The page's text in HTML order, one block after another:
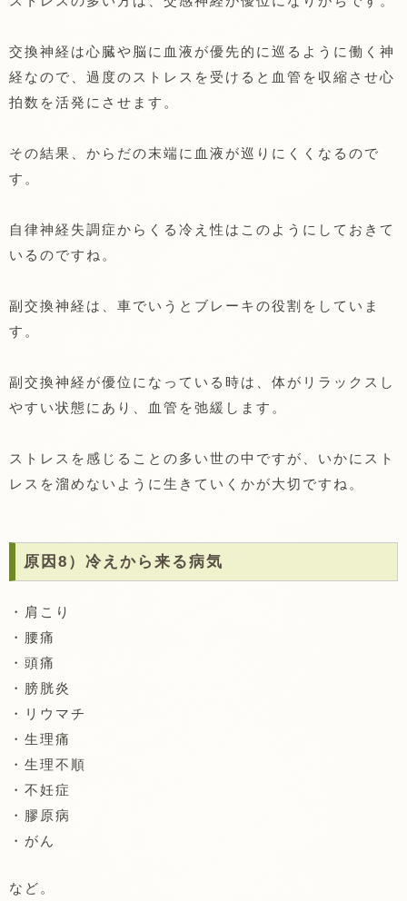
交換神経は心臓や脳に血液が優先的に巡るように働く神
経なので、過度のストレスを受けると血管を収縮させ心
拍数を活発にさせます。
その結果、からだの末端に血液が巡りにくくなるので
す。
自律神経失調症からくる冷え性はこのようにしておきて
いるのですね。
副交換神経は、車でいうとブレーキの役割をしていま
す。
副交換神経が優位になっている時は、体がリラックスし
やすい状態にあり、血管を弛緩します。
ストレスを感じることの多い世の中ですが、いかにスト
レスを溜めないように生きていくかが大切ですね。
原因8）冷えから来る病気
・肩こり
・腰痛
・頭痛
・膀胱炎
・リウマチ
・生理痛
・生理不順
・不妊症
・膠原病
・がん
など。